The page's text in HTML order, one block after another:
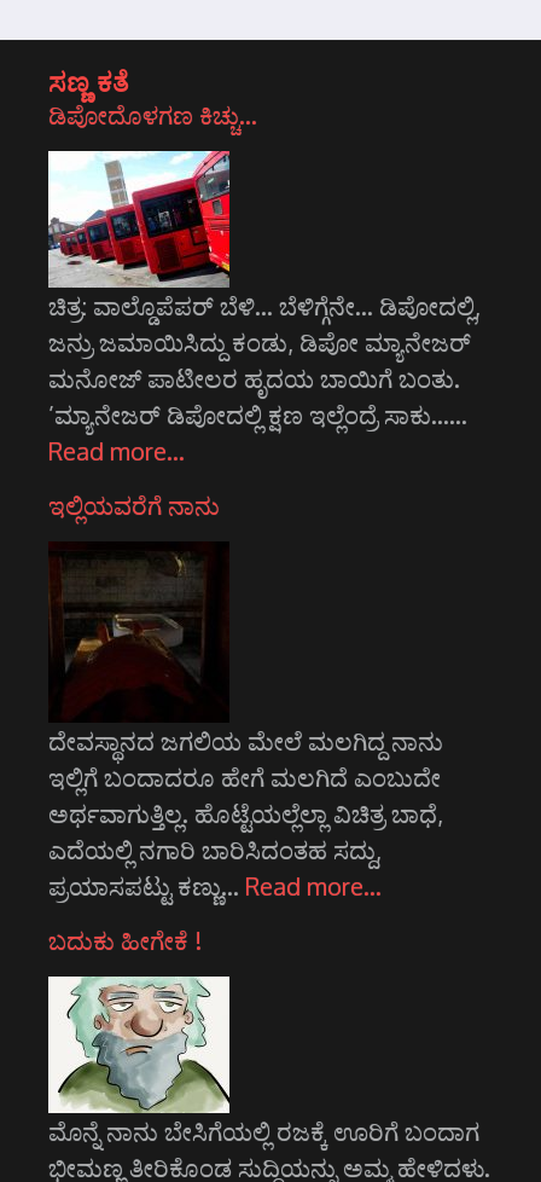
ಸಣ್ಣ ಕತೆ
ಡಿಪೋದೊಳಗಣ ಕಿಚ್ಚು…
ಚಿತ್ರ: ವಾಲ್ಡೊಪೆಪರ್‍ ಬೆಳಿ… ಬೆಳಿಗ್ಗೆನೇ… ಡಿಪೋದಲ್ಲಿ,
ಜನ್ರು ಜಮಾಯಿಸಿದ್ದು ಕಂಡು, ಡಿಪೋ ಮ್ಯಾನೇಜರ್
ಮನೋಜ್ ಪಾಟೀಲರ ಹೃದಯ ಬಾಯಿಗೆ ಬಂತು.
’ಮ್ಯಾನೇಜರ್ ಡಿಪೋದಲ್ಲಿ ಕ್ಷಣ ಇಲ್ಲೆಂದ್ರೆ ಸಾಕು……
Read more…
ಇಲ್ಲಿಯವರೆಗೆ ನಾನು
ದೇವಸ್ಥಾನದ ಜಗಲಿಯ ಮೇಲೆ ಮಲಗಿದ್ದ ನಾನು
ಇಲ್ಲಿಗೆ ಬಂದಾದರೂ ಹೇಗೆ ಮಲಗಿದೆ ಎಂಬುದೇ
ಅರ್ಥವಾಗುತ್ತಿಲ್ಲ. ಹೊಟ್ಟೆಯಲ್ಲೆಲ್ಲಾ ವಿಚಿತ್ರ ಬಾಧೆ,
ಎದೆಯಲ್ಲಿ ನಗಾರಿ ಬಾರಿಸಿದಂತಹ ಸದ್ದು,
ಪ್ರಯಾಸಪಟ್ಟು ಕಣ್ಣು… Read more…
ಬದುಕು ಹೀಗೇಕೆ !
ಮೊನ್ನೆ ನಾನು ಬೇಸಿಗೆಯಲ್ಲಿ ರಜಕ್ಕೆ ಊರಿಗೆ ಬಂದಾಗ
ಭೀಮಣ್ಣ ತೀರಿಕೊಂಡ ಸುದ್ದಿಯನ್ನು ಅಮ್ಮ ಹೇಳಿದಳು.